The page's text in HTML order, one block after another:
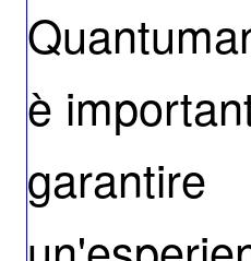
è
garantire